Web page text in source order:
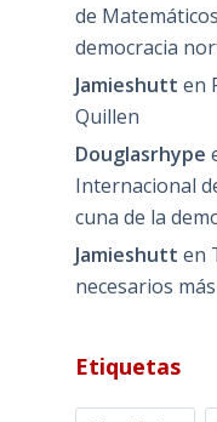
de
democracia
Jamieshutt en
Quillen
Douglasrhype
Internacional
cuna de la
Jamieshutt en
necesarios
Etiquetas